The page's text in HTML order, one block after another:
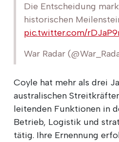
Die Entscheidung
historischen
pic.twitter.com/
War Radar
Coyle hat mehr als drei
australischen
leitenden Funktionen in
Betrieb, Logistik und
tätig. Ihre Ernennung